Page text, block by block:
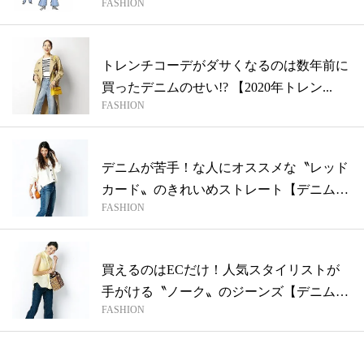
こそ...
FASHION
トレンチコーデがダサくなるのは数年前に
買ったデニムのせい!? 【2020年トレン...
FASHION
デニムが苦手！な人にオススメな〝レッド
カード〟のきれいめストレート【デニムで
得す...
FASHION
買えるのはECだけ！人気スタイリストが
手がける〝ノーク〟のジーンズ【デニムで
得す...
FASHION